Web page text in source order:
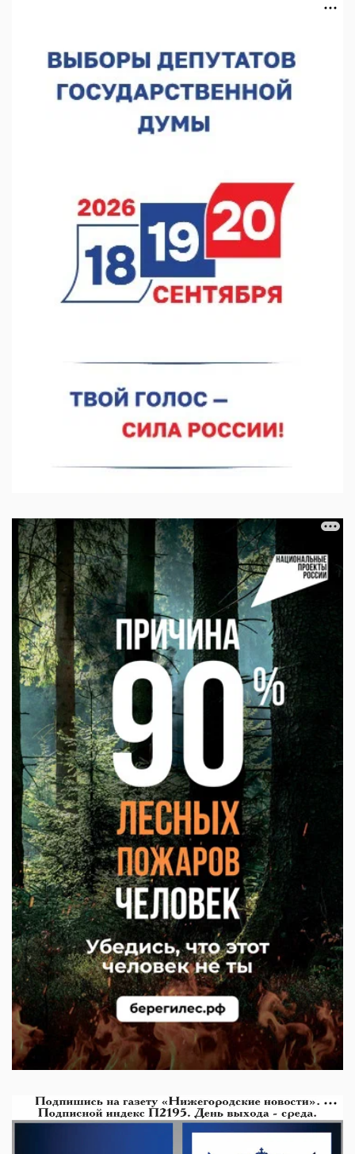
пожарного
07.08.2026 12:15
В Нижнем Новгороде прошло совещание Росгвардии
07.08.2026 12:04